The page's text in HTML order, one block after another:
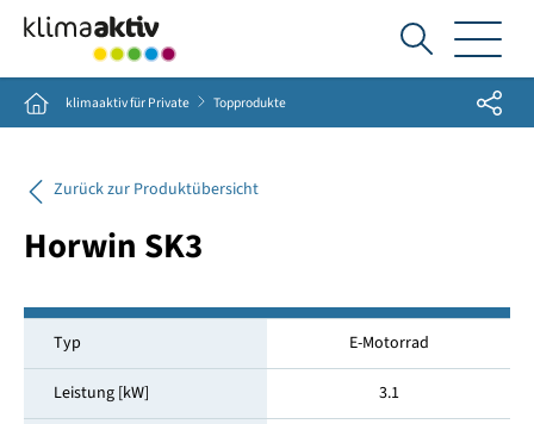
Ich
suche...
Home klimaaktiv für Private Topprodukte Share
Zurück zur Produktübersicht
Horwin SK3
Typ E-Motorrad
Leistung [kW] 3.1